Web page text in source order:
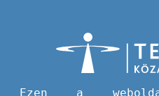
Ezen a